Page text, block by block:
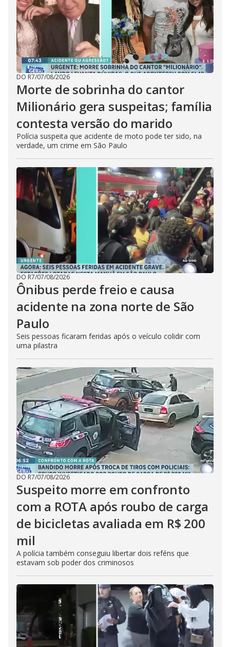
DO R7/07/08/2026
Morte de sobrinha do cantor
Milionário gera suspeitas; família
contesta versão do marido
Polícia suspeita que acidente de moto pode ter sido, na
verdade, um crime em São Paulo
DO R7/07/08/2026
Ônibus perde freio e causa
acidente na zona norte de São
Paulo
Seis pessoas ficaram feridas após o veículo colidir com
uma pilastra
DO R7/07/08/2026
Suspeito morre em confronto
com a ROTA após roubo de carga
de bicicletas avaliada em R$ 200
mil
A polícia também conseguiu libertar dois reféns que
estavam sob poder dos criminosos